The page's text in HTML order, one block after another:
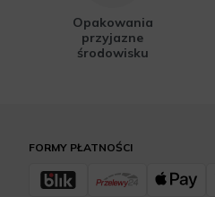
Opakowania
przyjazne
środowisku
FORMY PŁATNOŚCI